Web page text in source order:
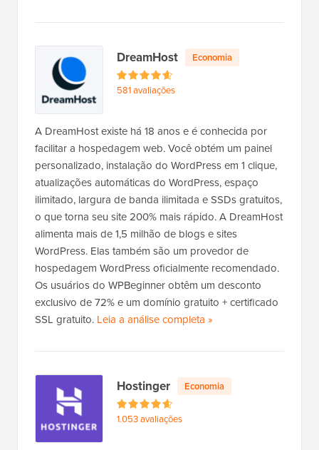
S
G
r
o
u
n
d
581 avaliações
DreamHost Economia
A DreamHost existe há 18 anos e é conhecida por
facilitar a hospedagem web. Você obtém um painel
personalizado, instalação do WordPress em 1 clique,
atualizações automáticas do WordPress, espaço
ilimitado, largura de banda ilimitada e SSDs gratuitos,
o que torna seu site 200% mais rápido. A DreamHost
alimenta mais de 1,5 milhão de blogs e sites
WordPress. Elas também são um provedor de
hospedagem WordPress oficialmente recomendado.
Os usuários do WPBeginner obtêm um desconto
exclusivo de 72% e um domínio gratuito + certificado
SSL gratuito. Leia a análise completa d
D
e
»
1.053 avaliações
Hostinger Economia